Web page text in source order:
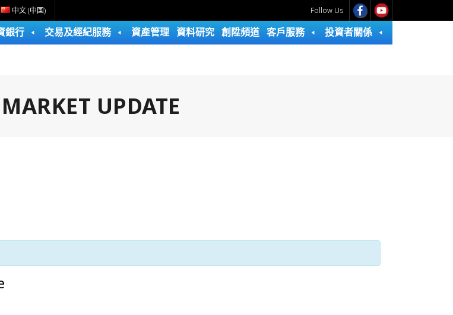
中文 (中国) Follow Us
銀行 交易及經紀服務 資產管理 資料研究 創陞頻道 客戶服務 投資者關係
UPDATE